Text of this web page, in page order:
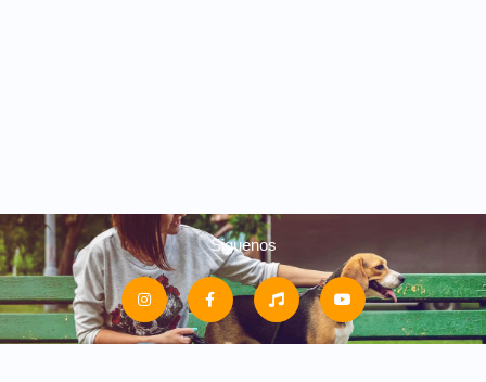
Siguenos
I
n
s
t
a
g
F
a
c
e
b
o
M
u
s
c
Y
o
u
t
u
b